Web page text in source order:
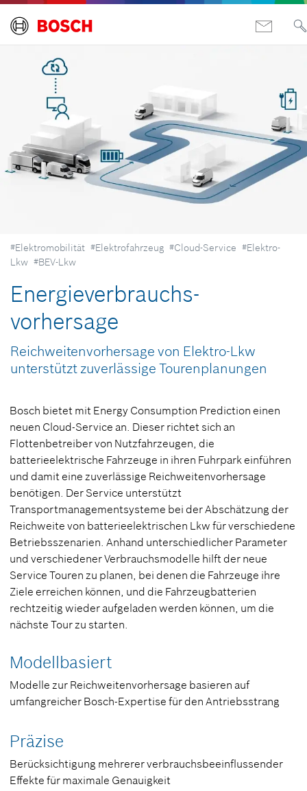
#Elektromobilität #Elektrofahrzeug #Cloud-Service #Elektro-
Lkw #BEV-Lkw
Energie­verbrauchs­
vorhersage
Reichweitenvorhersage von Elektro-Lkw
unterstützt zuverlässige Tourenplanungen
Bosch bietet mit Energy Consumption Prediction einen
neuen Cloud-Service an. Dieser richtet sich an
Flottenbetreiber von Nutzfahrzeugen, die
batterieelektrische Fahrzeuge in ihren Fuhrpark einführen
und damit eine zuverlässige Reichweitenvorhersage
benötigen. Der Service unterstützt
Transportmanagementsysteme bei der Abschätzung der
Reichweite von batterieelektrischen Lkw für verschiedene
Betriebsszenarien. Anhand unterschiedlicher Parameter
und verschiedener Verbrauchsmodelle hilft der neue
Service Touren zu planen, bei denen die Fahrzeuge ihre
Ziele erreichen können, und die Fahrzeugbatterien
rechtzeitig wieder aufgeladen werden können, um die
nächste Tour zu starten.
Modellbasiert
Modelle zur Reichweitenvorhersage basieren auf
umfangreicher Bosch-Expertise für den Antriebsstrang
Präzise
Berücksichtigung mehrerer verbrauchsbeeinflussender
Effekte für maximale Genauigkeit